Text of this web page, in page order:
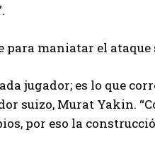
maniatar el ataque
jugador; es lo que
suizo, Murat Yakin.
por eso la